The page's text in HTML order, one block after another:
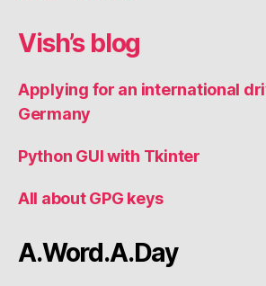
Vish’s blog
Applying for an international
Germany
Python GUI with Tkinter
All about GPG keys
A.Word.A.Day